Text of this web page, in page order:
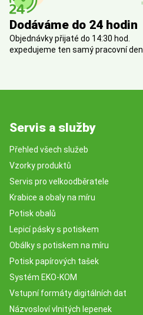
Dodáváme do 24 hodin
Objednávky přijaté do 14:30 hod.
expedujeme ten samý pracovní den.
Servis a služby
Přehled všech služeb
Vzorky produktů
Servis pro velkoodběratele
Krabice a obaly na míru
Potisk obalů
Lepicí pásky s potiskem
Obálky s potiskem na míru
Potisk papírových tašek
Systém EKO-KOM
Vstupní formáty digitálních dat
Názvosloví vlnitých lepenek